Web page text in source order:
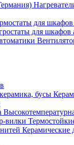
для
для шкафов
Керамические